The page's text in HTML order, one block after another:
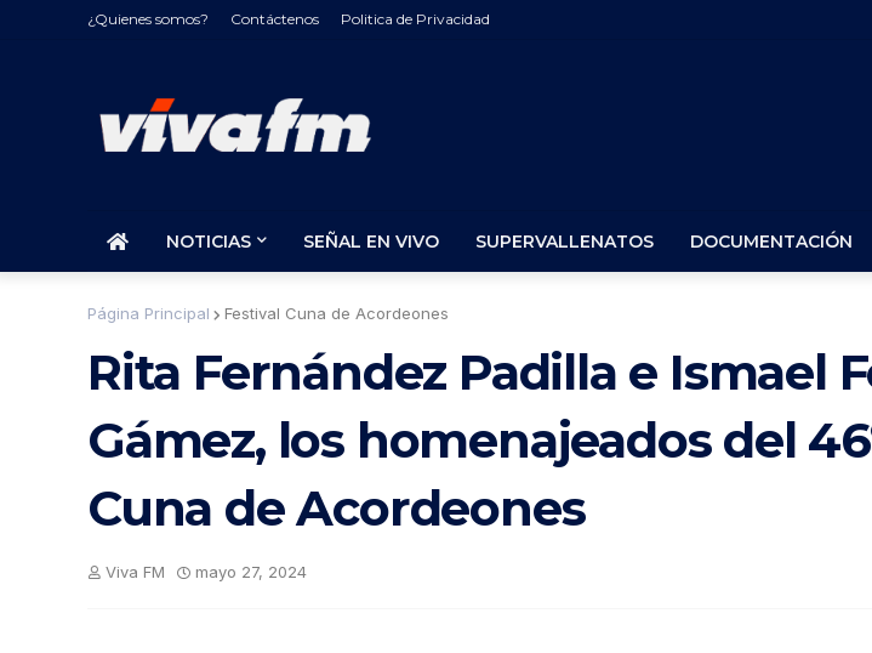
¿Quienes somos? Contáctenos Politica de Privacidad
NOTICIAS SEÑAL EN VIVO SUPERVALLENATOS DOCUMENTACIÓN
Página Principal Festival Cuna de Acordeones
Rita Fernández Padilla e Ismael
Gámez, los homenajeados del
Cuna de Acordeones
Viva FM mayo 27, 2024